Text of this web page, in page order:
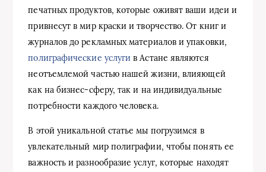
печатных продуктов, которые оживят ваши идеи и
привнесут в мир краски и творчество. От книг и
журналов до рекламных материалов и упаковки,
полиграфические услуги в Астане являются
неотъемлемой частью нашей жизни, влияющей
как на бизнес-сферу, так и на индивидуальные
потребности каждого человека.
В этой уникальной статье мы погрузимся в
увлекательный мир полиграфии, чтобы понять ее
важность и разнообразие услуг, которые находят